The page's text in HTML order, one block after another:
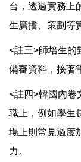
台，透過實務上
生廣播、策劃等
<註三>師培生的
備審資料，接著
<註四>韓國內卷
職上，例如學生
場上則常見過度
力。